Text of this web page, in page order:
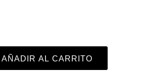
AÑADIR AL CARRITO